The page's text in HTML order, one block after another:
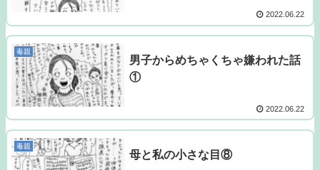
2022.06.22
毒親
男子からめちゃくちゃ嫌われた話
①
2022.06.22
毒親
母と私の小さな目⑧